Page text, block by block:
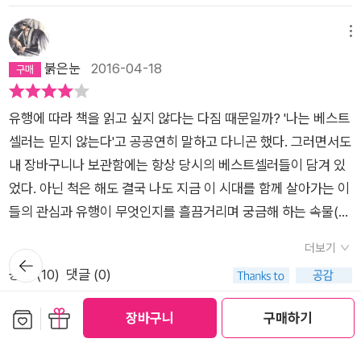
장바구니 구매하기
기》는 인문, 자기계발, 소설이 결합된 ‘새로운 고전’의 탄생이라
고 할 수 있다. 이러한 새로운 고전을 접한 이후 당신의 삶은 어떻
게 달라질까? 지금 바로 책 속의 청년을 따라 문을 열고 들어가보
달렸다. 자취방 밖으로는 조금도 나가기 싫고, 누구도 만나고 싶
지 않은- 겨우 나를 일으켜 수업만 간신히 듣고, 또 집에 혼자 앉
아 영화만 내리 봤다. 그랬던 시절도 있었다. 그 이유가 아마도 친
구들을 한꺼번에 잃어서가 아닐까, 라고 생각했던건 훨씬 더 뒤의
깨달았던 것 같다. 모든 사람을 사랑하며 살 수 없고, 모든 사람들
이 나를 사랑해줄 수도 없다는 것을. 이십년가까이 온몸으로 부정
하려 했던 것을 서서히 받아들이게 되면서 나는 열병을 앓았다.
하지만, 열이 내렸을 때 나는 한결- 편해졌음에 분명하다. 그러니
까, 미움받을 용기. 다른 사람에게 인정받으려, 사랑받으려, 그들
에게 속하려 나의 오늘들을 선택하는 것이 아니라 오로지 나를 위
해서, 나의 어떤 목적을 위해서 나의 오늘을 택해가는 것. 내가 옳
쟁을 내려놓고, 이 세상을- 그러니까 ‘나’와 ‘너’를 좀 더 수평적인
관계로 인지할 것. 책은, 마치 스물한살의 내가 대답을 구하는 듯
붉은눈 2016-04-18
유행에 따라 책을 읽고 싶지 않다는 다짐 때문일까? '나는 베스트
셀러는 믿지 않는다'고 공공연히 말하고 다니곤 했다. 그러면서도
내 장바구니나 보관함에는 항상 당시의 베스트셀러들이 담겨 있
었다. 아닌 척은 해도 결국 나도 지금 이 시대를 함께 살아가는 이
들의 관심과 유행이 무엇인지를 흘끔거리며 궁금해 하는 속물(?)
흘러서 읽게 되었다. 몇 주 반짝였던 베스트셀러가 아니라, (내 기
억에는 윤동주의 <하늘과 바람과 별과 시> 초판본에게 1위를 내
어주기 전까지) 꽤 오랜 기간 상위에 랭크되었던 것으로 기억하
는데, 이상하게도 상위 랭킹에서 떨어지자 비로소 이 책의 내용이
더보기
공감 (10) 댓글 (0)
뒤로가
기